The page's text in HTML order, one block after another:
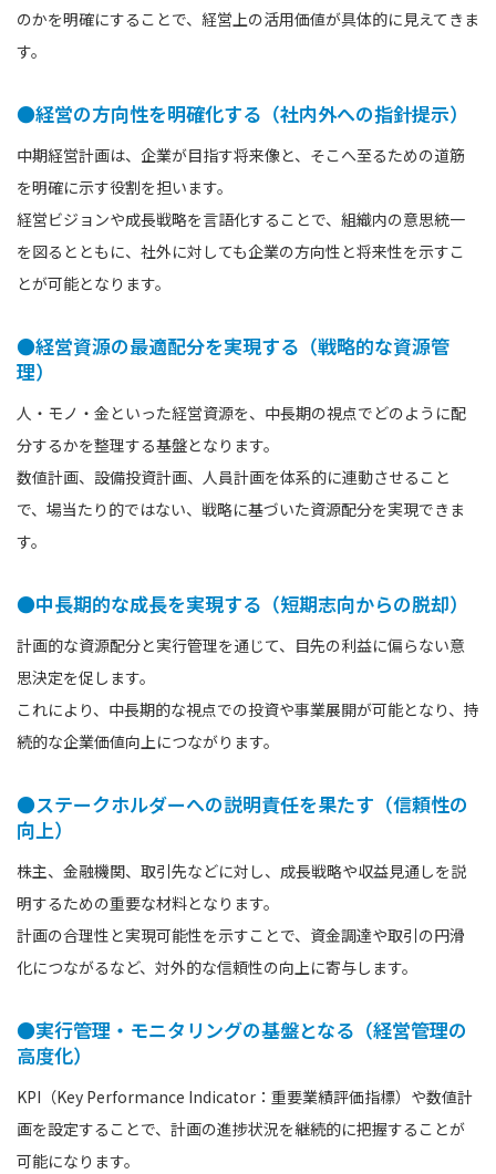
のかを明確にすることで、経営上の活用価値が具体的に見えてきま
す。
●経営の方向性を明確化する（社内外への指針提示）
中期経営計画は、企業が目指す将来像と、そこへ至るための道筋
を明確に示す役割を担います。
経営ビジョンや成長戦略を言語化することで、組織内の意思統一
を図るとともに、社外に対しても企業の方向性と将来性を示すこ
とが可能となります。
●経営資源の最適配分を実現する（戦略的な資源管
理）
人・モノ・金といった経営資源を、中長期の視点でどのように配
分するかを整理する基盤となります。
数値計画、設備投資計画、人員計画を体系的に連動させること
で、場当たり的ではない、戦略に基づいた資源配分を実現できま
す。
●中長期的な成長を実現する（短期志向からの脱却）
計画的な資源配分と実行管理を通じて、目先の利益に偏らない意
思決定を促します。
これにより、中長期的な視点での投資や事業展開が可能となり、持
続的な企業価値向上につながります。
●ステークホルダーへの説明責任を果たす（信頼性の
向上）
株主、金融機関、取引先などに対し、成長戦略や収益見通しを説
明するための重要な材料となります。
計画の合理性と実現可能性を示すことで、資金調達や取引の円滑
化につながるなど、対外的な信頼性の向上に寄与します。
●実行管理・モニタリングの基盤となる（経営管理の
高度化）
KPI（Key Performance Indicator：重要業績評価指標）や数値計
画を設定することで、計画の進捗状況を継続的に把握することが
可能になります。